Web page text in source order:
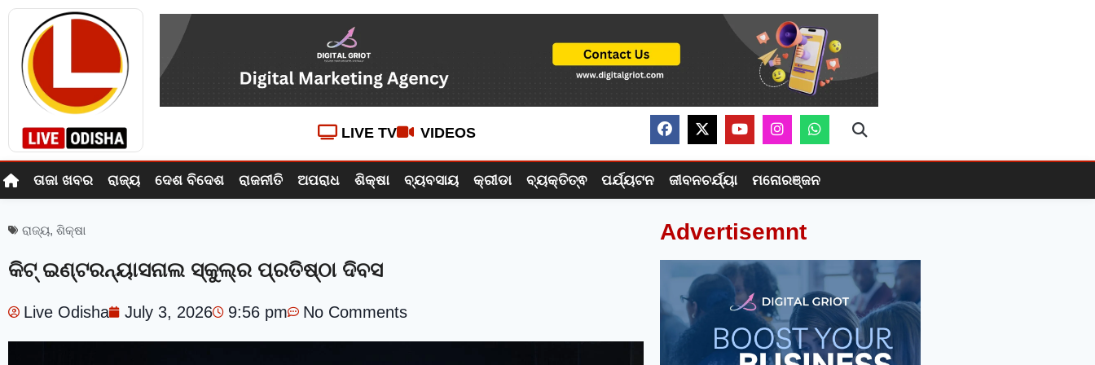
LIVE TV VIDEOS
ତାଜା ଖବର ରାଜ୍ୟ ଦେଶ ବିଦେଶ ରାଜନୀତି ଅପରାଧ ଶିକ୍ଷା ବ୍ୟବସାୟ କ୍ରୀଡା ବ୍ୟକ୍ତିତ୍ଵ ପର୍ଯ୍ୟଟନ ଜୀବନଚର୍ଯ୍ୟା ମନୋରଞ୍ଜନ
ରାଜ୍ୟ, ଶିକ୍ଷା
କିଟ୍ ଇଣ୍ଟରନ୍ୟାସନାଲ ସ୍କୁଲ୍‍ର ପ୍ରତିଷ୍ଠା ଦିବସ
Live Odisha July 3, 2026 9:56 pm No Comments
Advertisemnt